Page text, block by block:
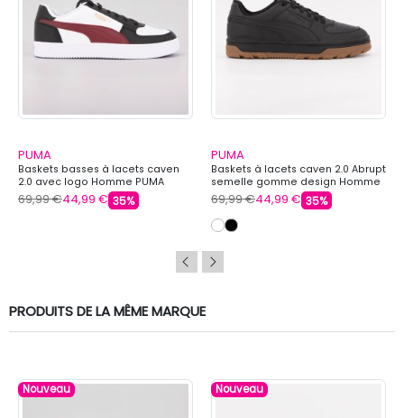
PUMA
Baskets basses à lacets caven
2.0 avec logo Homme PUMA
69,99 €44,99 € 35%
PUMA
Baskets à lacets caven 2.0 Abrupt
semelle gomme design Homme
PUMA
69,99 €44,99 € 35%
PRODUITS DE LA MÊME MARQUE
Nouveau Nouveau